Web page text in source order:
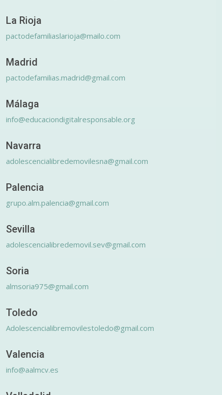
La Rioja
pactodefamiliaslarioja@mailo.com
Madrid
pactodefamilias.madrid@gmail.com
Málaga
info@educaciondigitalresponsable.org
Navarra
adolescencialibredemovilesna@gmail.com
Palencia
grupo.alm.palencia@gmail.com
Sevilla
adolescencialibredemovil.sev@gmail.com
Soria
almsoria975@gmail.com
Toledo
Adolescencialibremovilestoledo@gmail.com
Valencia
info@aalmcv.es